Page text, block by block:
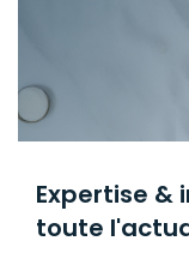
Expertise &
toute